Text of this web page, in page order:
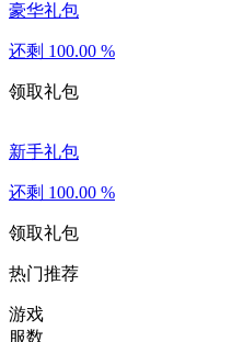
豪华礼包
还剩 100.00 %
领取礼包
新手礼包
还剩 100.00 %
领取礼包
热门推荐
游戏
服数